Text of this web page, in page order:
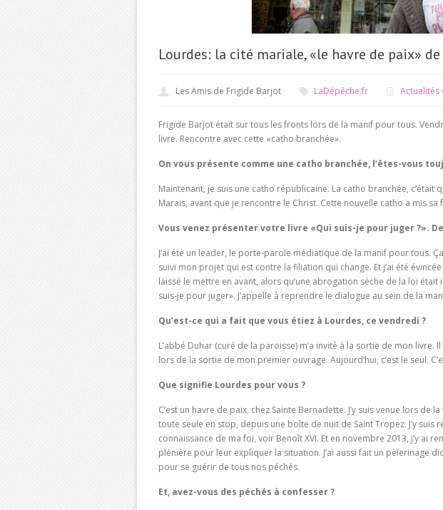
Lourdes: la cité mariale, «le havre de paix»
Les Amis de Frigide Barjot LaDépêche.fr Actualités
Frigide Barjot était sur tous les fronts lors de la manif pour tous.
livre. Rencontre avec cette «catho branchée».
On vous présente comme une catho branchée, l’êtes-vous
Maintenant, je suis une catho républicaine. La catho branchée, c’était
Marais, avant que je rencontre le Christ. Cette nouvelle catho a mis
Vous venez présenter votre livre «Qui suis-je pour juger ?».
J’ai été un leader, le porte-parole médiatique de la manif pour tous.
suivi mon projet qui est contre la filiation qui change. Et j’ai été
laissé le mettre en avant, alors qu’une abrogation sèche de la loi
suis-je pour juger». J’appelle à reprendre le dialogue au sein de la
Qu’est-ce qui a fait que vous étiez à Lourdes, ce vendredi ?
L’abbé Duhar (curé de la paroisse) m’a invité à la sortie de mon livre.
lors de la sortie de mon premier ouvrage. Aujourd’hui, c’est le seul.
Que signifie Lourdes pour vous ?
C’est un havre de paix, chez Sainte Bernadette. J’y suis venue lors de
toute seule en stop, depuis une boîte de nuit de Saint Tropez. J’y
connaissance de ma foi, voir Benoît XVI. Et en novembre 2013, j’y ai
plénière pour leur expliquer la situation. J’ai aussi fait un pèlerinage
pour se guérir de tous nos péchés.
Et, avez-vous des péchés à confesser ?